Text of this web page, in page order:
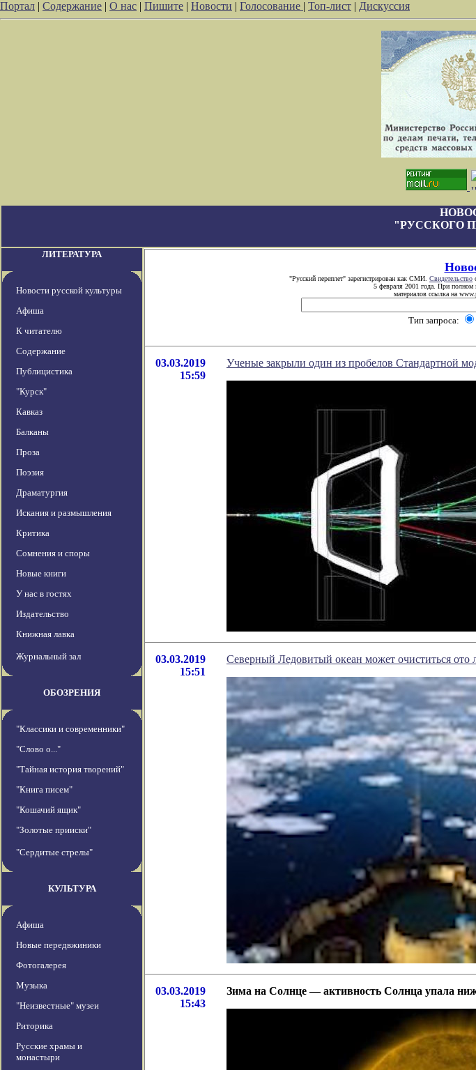
Портал | Содержание | О нас | Пишите | Новости | Голосование | Топ-лист | Дискуссия
"РУССКОГО
ЛИТЕРАТУРА
Новости русской культуры
Афиша
К читателю
Содержание
Публицистика
"Курск"
Кавказ
Балканы
Проза
Поэзия
Драматургия
Искания и размышления
Критика
Сомнения и споры
Новые книги
У нас в гостях
Издательство
Книжная лавка
Журнальный зал
ОБОЗРЕНИЯ
"Классики и современники"
"Слово о..."
"Тайная история творений"
"Книга писем"
"Кошачий ящик"
"Золотые прииски"
"Сердитые стрелы"
КУЛЬТУРА
Афиша
Новые передвжиники
Фотогалерея
Музыка
"Неизвестные" музеи
Риторика
Русские храмы и
монастыри
"Русский переплет" зарегистрирован как СМИ. Свидетельство
5 февраля 2001 года. При полном
материалов ссылка на
Тип запроса:
03.03.2019
15:59
Ученые закрыли один из пробелов Стандартной
03.03.2019
15:51
Северный Ледовитый океан может очиститься ото
03.03.2019
15:43
Зима на Солнце — активность Солнца упала